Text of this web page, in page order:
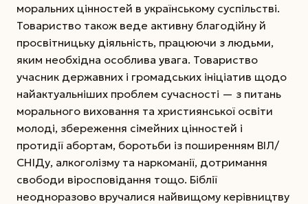
моральних цінностей в українському суспільстві.
Товариство також веде активну благодійну й
просвітницьку діяльність, працюючи з людьми,
яким необхідна особлива увага. Товариство
учасник державних і громадських ініціатив щодо
найактуальніших проблем сучасності — з питань
морального виховання та християнської освіти
молоді, збереження сімейних цінностей і
протидії абортам, боротьби із поширенням ВІЛ/
СНІДу, алкоголізму та наркоманії, дотримання
свободи віросповідання тощо. Біблії
неодноразово вручалися найвищому керівництву